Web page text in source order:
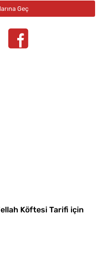
Köftesi Tarifi için